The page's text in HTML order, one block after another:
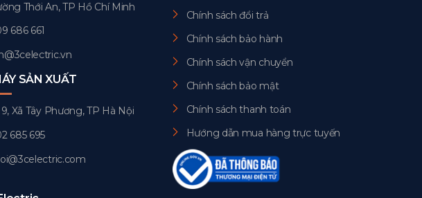
Thới An, TP Hồ Chí Minh
686 661
SẢN XUẤT
Xã Tây Phương, TP Hà Nội
685 695
Chính sách đổi trả
Chính sách bảo hành
Chính sách vận chuyển
Chính sách bảo mật
Chính sách thanh toán
Hướng dẫn mua hàng trực tuyến